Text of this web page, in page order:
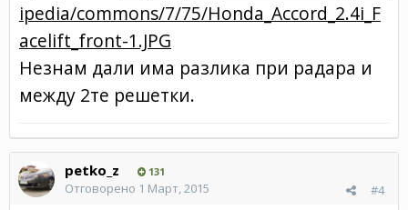
ipedia/commons/7/75/Honda_Accord_2.4i_F
acelift_front-1.JPG
Незнам дали има разлика при радара и
между 2те решетки.
petko_z 131
#4
Отговорено 1 Март, 2015